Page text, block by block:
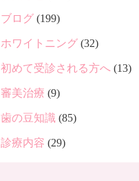
ブログ (199)
ホワイトニング (32)
初めて受診される方へ (13)
審美治療 (9)
歯の豆知識 (85)
診療内容 (29)